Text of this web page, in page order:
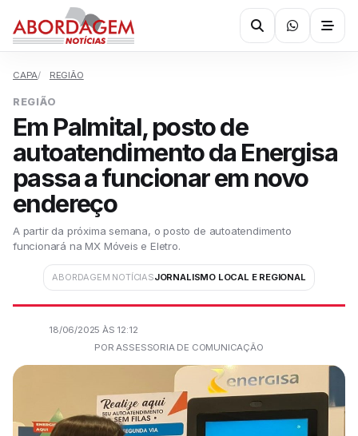
CAPA REGIÃO
REGIÃO
Em Palmital, posto de
autoatendimento da Energisa
passa a funcionar em novo
endereço
A partir da próxima semana, o posto de autoatendimento
funcionará na MX Móveis e Eletro.
ABORDAGEM NOTÍCIASJORNALISMO LOCAL E REGIONAL
18/06/2025 ÀS 12:12
POR ASSESSORIA DE COMUNICAÇÃO